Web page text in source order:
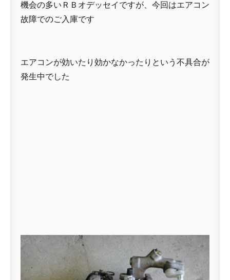
機会の多いＲＢオデッセイですが、今回はエアコン
故障でのご入庫です
エアコンが効いたり効かなかったりという不具合が
発生中でした